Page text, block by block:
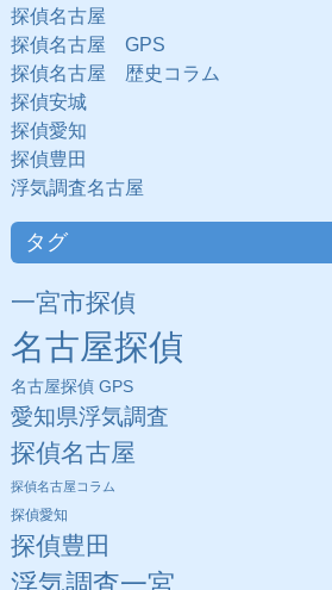
探偵名古屋
探偵名古屋 GPS
探偵名古屋 歴史コラム
探偵安城
探偵愛知
探偵豊田
浮気調査名古屋
タグ
一宮市探偵
名古屋探偵
名古屋探偵 GPS
愛知県浮気調査
探偵名古屋
探偵名古屋コラム
探偵愛知
探偵豊田